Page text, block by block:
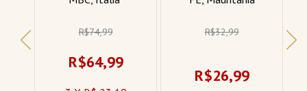
R$74,99
R$64,99
R$32,99
R$26,99